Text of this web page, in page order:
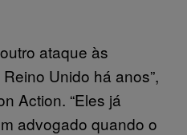
ataque às
Unido há anos”,
Action. “Eles já
advogado quando o